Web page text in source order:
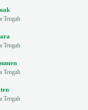
Tengah
Tengah
Tengah
Tengah